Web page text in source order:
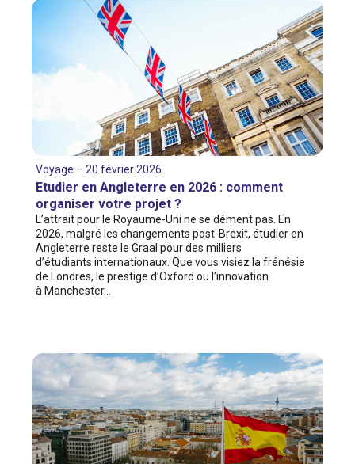
Voyage – 20 février 2026
Etudier en Angleterre en 2026 : comment
organiser votre projet ?
L’attrait pour le Royaume-Uni ne se dément pas. En
2026, malgré les changements post-Brexit, étudier en
Angleterre reste le Graal pour des milliers
d’étudiants internationaux. Que vous visiez la frénésie
de Londres, le prestige d’Oxford ou l’innovation
à Manchester…